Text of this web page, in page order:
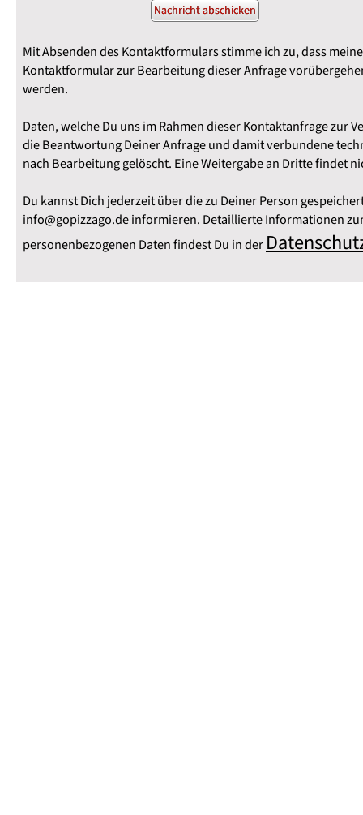
Mit Absenden des Kontaktformulars stimme ich zu, dass
Kontaktformular zur Bearbeitung dieser Anfrage
werden.
Daten, welche Du uns im Rahmen dieser Kontaktanfrage zur
die Beantwortung Deiner Anfrage und damit verbundene
nach Bearbeitung gelöscht. Eine Weitergabe an Dritte findet
Du kannst Dich jederzeit über die zu Deiner Person
info@gopizzago.de informieren. Detaillierte Informationen
personenbezogenen Daten findest Du in der